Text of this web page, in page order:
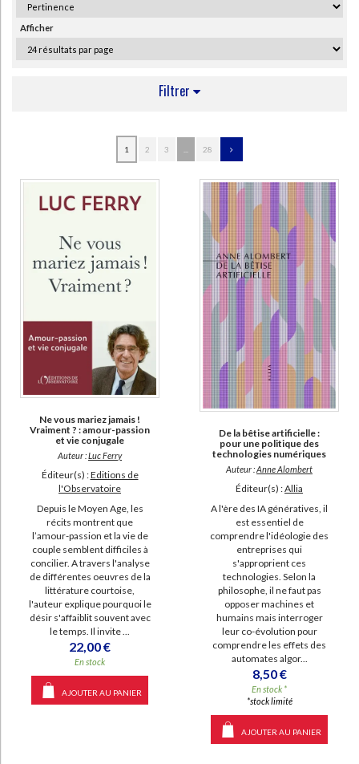
Classiques scolaires
Ecologie - Environnement
Afficher
Filtrer
Serres, Michel (15)
Fontenay, Elisabeth de (6)
Ricard, Matthieu (6)
Russell, Bertrand (6)
Dardenne, Emilie (5)
Anders, Günther (4)
SUPPORT
poche (113)
IAD (42)
revue (37)
document-audio (2)
film (1)
Anarchie et cause animale (2)
L'obsolescence de l'homme (2)
Le monde humain (2)
Philosophie des sciences (2)
1 2 3 28
Ne vous mariez jamais !
Vraiment ? : amour-passion
et vie conjugale
Auteur :Luc Ferry
Éditeur(s) :Editions de
l'Observatoire
Depuis le Moyen Age, les
récits montrent que
l’amour-passion et la vie de
couple semblent difficiles à
concilier. A travers l'analyse
de différentes oeuvres de la
littérature courtoise,
l'auteur explique pourquoi le
désir s'affaiblit souvent avec
le temps. Il invite ...
22,00 €
En stock
AJOUTER AU PANIER
De la bêtise artificielle :
pour une politique des
technologies numériques
Auteur :Anne Alombert
Éditeur(s) :Allia
A l'ère des IA génératives, il
est essentiel de
comprendre l'idéologie des
entreprises qui
s'approprient ces
technologies. Selon la
philosophe, il ne faut pas
opposer machines et
humains mais interroger
leur co-évolution pour
comprendre les effets des
automates algor...
8,50 €
En stock *
*stock limité
AJOUTER AU PANIER